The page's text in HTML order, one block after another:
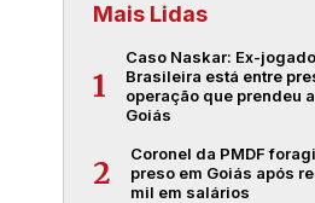
Mais Lidas
1
Caso Naskar: Ex-
Brasileira está entre
operação que prendeu
Goiás
2
Coronel da PMDF
preso em Goiás após
mil em salários